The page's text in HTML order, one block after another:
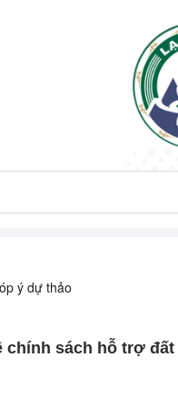
ý dự thảo
chính sách hỗ trợ